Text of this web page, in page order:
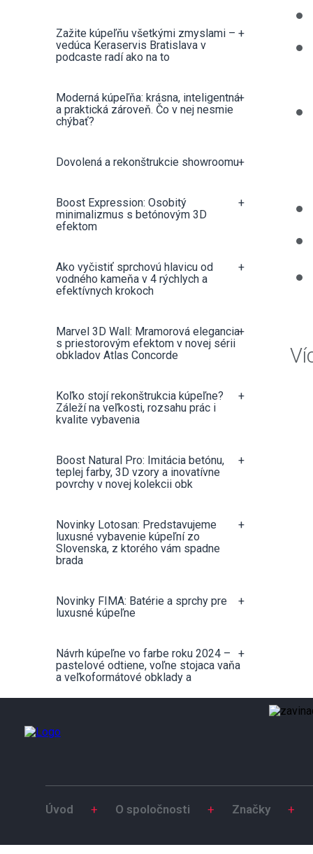
Zažite kúpeľňu všetkými zmyslami –
vedúca Keraservis Bratislava v
podcaste radí ako na to
+
Moderná kúpeľňa: krásna, inteligentná
a praktická zároveň. Čo v nej nesmie
chýbať?
+
Dovolená a rekonštrukcie showroomu+
Boost Expression: Osobitý
minimalizmus s betónovým 3D
efektom
+
Ako vyčistiť sprchovú hlavicu od
vodného kameňa v 4 rýchlych a
efektívnych krokoch
+
Marvel 3D Wall: Mramorová elegancia
s priestorovým efektom v novej sérii
obkladov Atlas Concorde
+
Koľko stojí rekonštrukcia kúpeľne?
Záleží na veľkosti, rozsahu prác i
kvalite vybavenia
+
Boost Natural Pro: Imitácia betónu,
teplej farby, 3D vzory a inovatívne
povrchy v novej kolekcii obk
+
Novinky Lotosan: Predstavujeme
luxusné vybavenie kúpeľní zo
Slovenska, z ktorého vám spadne
brada
+
Novinky FIMA: Batérie a sprchy pre
luxusné kúpeľne
+
Návrh kúpeľne vo farbe roku 2024 –
pastelové odtiene, voľne stojaca vaňa
a veľkoformátové obklady a
+
Úvod + O spoločnosti + Značky +